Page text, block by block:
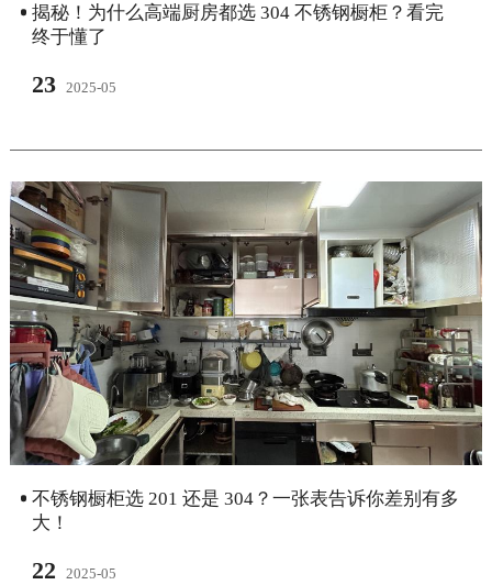
揭秘！为什么高端厨房都选 304 不锈钢橱柜？看完
终于懂了
23 2025-05
不锈钢橱柜选 201 还是 304？一张表告诉你差别有多
大！
22 2025-05